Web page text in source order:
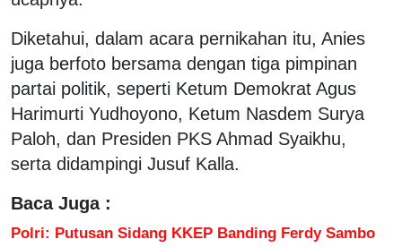
Diketahui, dalam acara pernikahan itu, Anies
juga berfoto bersama dengan tiga pimpinan
partai politik, seperti Ketum Demokrat Agus
Harimurti Yudhoyono, Ketum Nasdem Surya
Paloh, dan Presiden PKS Ahmad Syaikhu,
serta didampingi Jusuf Kalla.
Baca Juga :
Polri: Putusan Sidang KKEP Banding Ferdy Sambo